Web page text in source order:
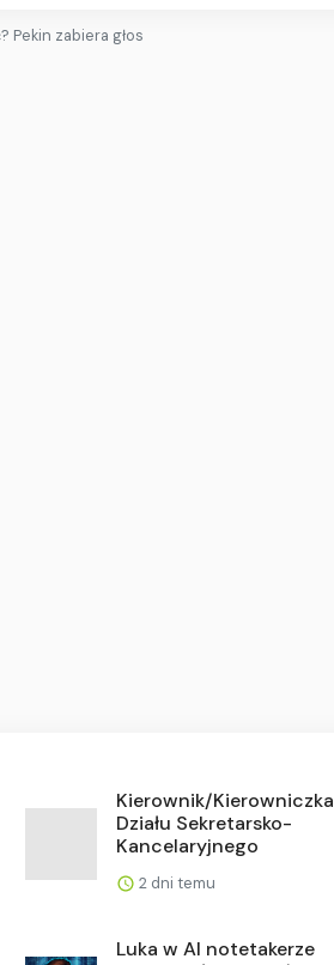
Pekin zabiera głos
Kierownik/Kierowniczka
Działu Sekretarsko-
Kancelaryjnego
2 dni temu
Luka w AI notetakerze